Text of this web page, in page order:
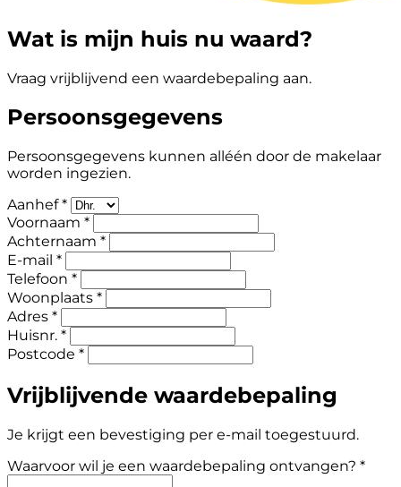
Wat is mijn huis nu waard?
Vraag vrijblijvend een waardebepaling aan.
Persoonsgegevens
Persoonsgegevens kunnen alléén door de makelaar
worden ingezien.
Aanhef *
Voornaam *
Achternaam *
E-mail *
Telefoon *
Woonplaats *
Adres *
Huisnr. *
Postcode *
Vrijblijvende waardebepaling
Je krijgt een bevestiging per e-mail toegestuurd.
Waarvoor wil je een waardebepaling ontvangen? *